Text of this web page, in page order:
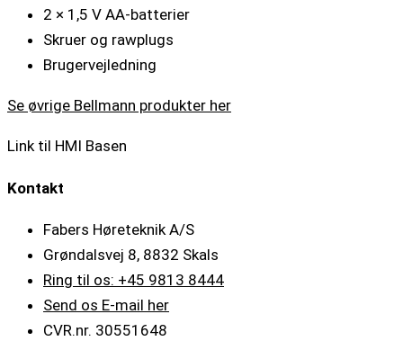
2 × 1,5 V AA-batterier
Skruer og rawplugs
Brugervejledning
Se øvrige Bellmann produkter her
Link til HMI Basen
Kontakt
Fabers Høreteknik A/S
Grøndalsvej 8, 8832 Skals
Ring til os: +45 9813 8444
Send os E-mail her
CVR.nr. 30551648